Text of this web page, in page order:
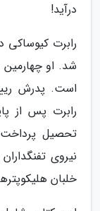
درآید!
رابرت کیوساکی
شد. او چهارمین
است. پدرش
رابرت پس از
تحصیل پرداخت
نیروی
خلبان